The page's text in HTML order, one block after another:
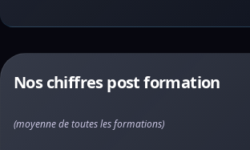
Nos chiffres post formation
(moyenne de toutes les formations)